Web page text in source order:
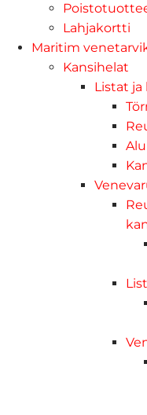
Lahjakortti
Maritim
Kansihelat
Listat